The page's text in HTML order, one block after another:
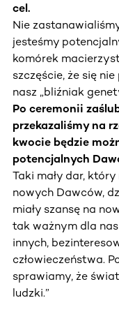
cel.
Nie
jesteśmy
komórek
szczęście, że się
nasz „bliźniak
Po ceremonii
przekazaliśmy na
kwocie będzie
potencjalnych
Taki mały dar,
nowych Dawców,
miały szansę na
tak ważnym dla
innych,
człowieczeństwa.
sprawiamy, że
ludzki.”